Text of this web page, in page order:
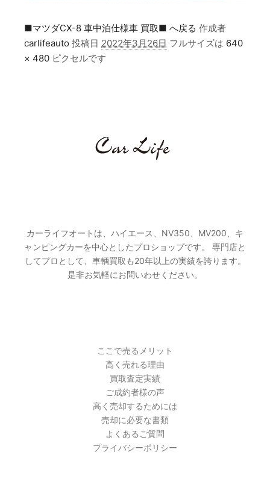
■マツダCX-8 車中泊仕様車 買取■ へ戻る 作成者
carlifeauto 投稿日 2022年3月26日 フルサイズは 640
× 480 ピクセルです
カーライフオートは、ハイエース、NV350、MV200、キ
ャンピングカーを中心としたプロショップです。 専門店と
してプロとして、車輌買取も20年以上の実績を誇ります。
是非お気軽にお問いわせください。
ここで売るメリット
高く売れる理由
買取査定実績
ご成約者様の声
高く売却するためには
売却に必要な書類
よくあるご質問
プライバシーポリシー